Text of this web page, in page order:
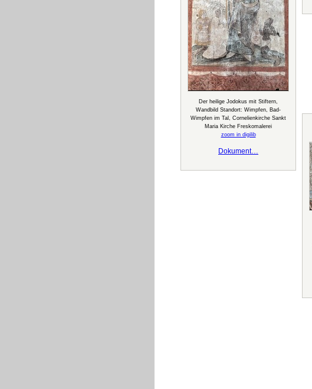
Der heilige Jodokus mit Stiftern,
Wandbild Standort: Wimpfen, Bad-
Wimpfen im Tal, Cornelienkirche Sankt
Maria Kirche Freskomalerei
zoom in digilib
Dokument…